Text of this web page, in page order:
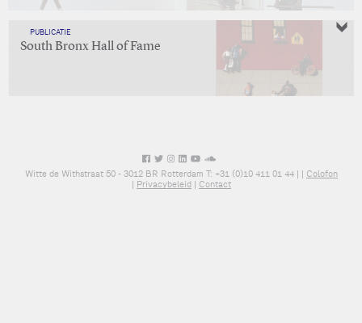
PUBLICATIE
South Bronx Hall of Fame
Witte de Withstraat 50 - 3012 BR Rotterdam T: +31 (0)10 411 01 44 | | Colofon
| Privacybeleid| Contact